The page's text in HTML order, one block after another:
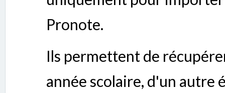
Pronote.
Ils permettent de
année scolaire, d'un autre